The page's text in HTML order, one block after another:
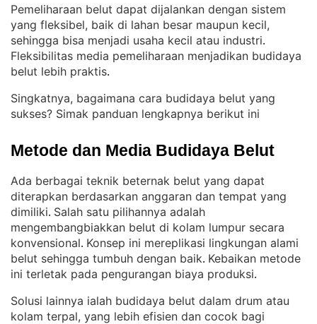
Pemeliharaan belut dapat dijalankan dengan sistem
yang fleksibel, baik di lahan besar maupun kecil,
sehingga bisa menjadi usaha kecil atau industri
Fleksibilitas media pemeliharaan menjadikan budidaya
belut lebih praktis.
Singkatnya, bagaimana cara budidaya belut yang
sukses? Simak panduan lengkapnya berikut ini
Metode dan Media Budidaya Belut
Ada berbagai teknik beternak belut yang dapat
diterapkan berdasarkan anggaran dan tempat yang
dimiliki. Salah satu pilihannya adalah
mengembangbiakkan belut di kolam lumpur secara
konvensional. Konsep ini mereplikasi lingkungan alami
belut sehingga tumbuh dengan baik. Kebaikan metode
ini terletak pada pengurangan biaya produksi.
Solusi lainnya ialah budidaya belut dalam drum atau
kolam terpal, yang lebih efisien dan cocok bagi